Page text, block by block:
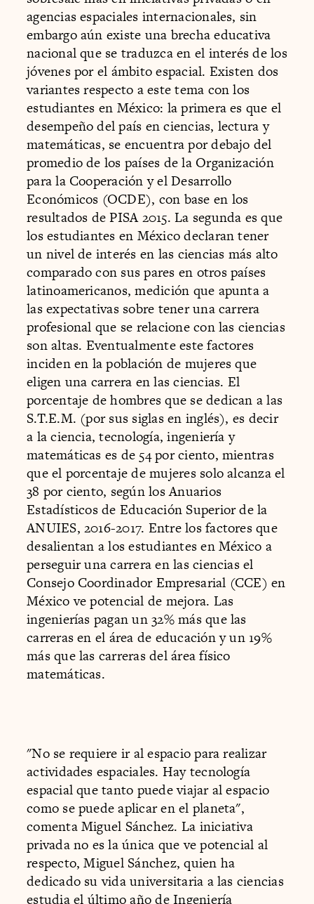
agencias espaciales internacionales, sin
embargo aún existe una brecha educativa
nacional que se traduzca en el interés de los
jóvenes por el ámbito espacial. Existen dos
variantes respecto a este tema con los
estudiantes en México: la primera es que el
desempeño del país en ciencias, lectura y
matemáticas, se encuentra por debajo del
promedio de los países de la Organización
para la Cooperación y el Desarrollo
Económicos (OCDE), con base en los
resultados de PISA 2015. La segunda es que
los estudiantes en México declaran tener
un nivel de interés en las ciencias más alto
comparado con sus pares en otros países
latinoamericanos, medición que apunta a
las expectativas sobre tener una carrera
profesional que se relacione con las ciencias
son altas. Eventualmente este factores
inciden en la población de mujeres que
eligen una carrera en las ciencias. El
porcentaje de hombres que se dedican a las
S.T.E.M. (por sus siglas en inglés), es decir
a la ciencia, tecnología, ingeniería y
matemáticas es de 54 por ciento, mientras
que el porcentaje de mujeres solo alcanza el
38 por ciento, según los Anuarios
Estadísticos de Educación Superior de la
ANUIES, 2016-2017. Entre los factores que
desalientan a los estudiantes en México a
perseguir una carrera en las ciencias el
Consejo Coordinador Empresarial (CCE) en
México ve potencial de mejora. Las
ingenierías pagan un 32% más que las
carreras en el área de educación y un 19%
más que las carreras del área físico
matemáticas.
"No se requiere ir al espacio para realizar
actividades espaciales. Hay tecnología
espacial que tanto puede viajar al espacio
como se puede aplicar en el planeta",
comenta Miguel Sánchez. La iniciativa
privada no es la única que ve potencial al
respecto, Miguel Sánchez, quien ha
dedicado su vida universitaria a las ciencias
estudia el último año de Ingeniería